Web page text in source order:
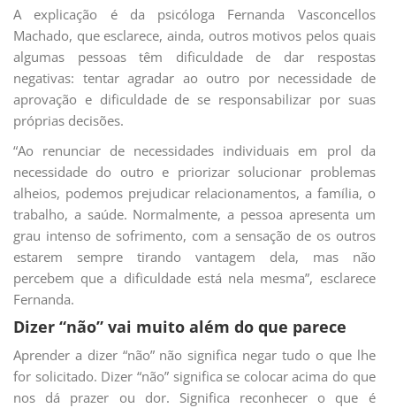
A explicação é da psicóloga Fernanda Vasconcellos
Machado, que esclarece, ainda, outros motivos pelos quais
algumas pessoas têm dificuldade de dar respostas
negativas: tentar agradar ao outro por necessidade de
aprovação e dificuldade de se responsabilizar por suas
próprias decisões.
“Ao renunciar de necessidades individuais em prol da
necessidade do outro e priorizar solucionar problemas
alheios, podemos prejudicar relacionamentos, a família, o
trabalho, a saúde. Normalmente, a pessoa apresenta um
grau intenso de sofrimento, com a sensação de os outros
estarem sempre tirando vantagem dela, mas não
percebem que a dificuldade está nela mesma”, esclarece
Fernanda.
Dizer “não” vai muito além do que parece
Aprender a dizer “não” não significa negar tudo o que lhe
for solicitado. Dizer “não” significa se colocar acima do que
nos dá prazer ou dor. Significa reconhecer o que é